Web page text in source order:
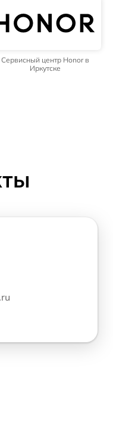
Сервисный центр Honor в
Иркутске